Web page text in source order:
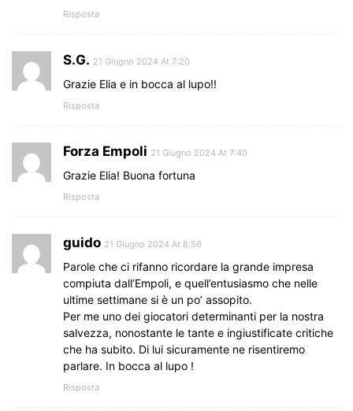
Risposta
S.G. 21 Giugno 2024 At 7:20
Grazie Elia e in bocca al lupo!!
Risposta
Forza Empoli 21 Giugno 2024 At 7:40
Grazie Elia! Buona fortuna
Risposta
guido 21 Giugno 2024 At 8:56
Parole che ci rifanno ricordare la grande impresa
compiuta dall’Empoli, e quell’entusiasmo che nelle
ultime settimane si è un po’ assopito.
Per me uno dei giocatori determinanti per la nostra
salvezza, nonostante le tante e ingiustificate critiche
che ha subito. Di lui sicuramente ne risentiremo
parlare. In bocca al lupo !
Risposta